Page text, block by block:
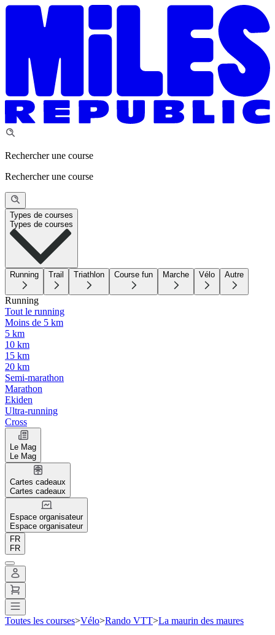
Rechercher une course
Rechercher une course
Types de courses
Types de courses
Running Trail Triathlon Course fun Marche Vélo Autre
Running
Tout le running
Moins de 5 km
5 km
10 km
15 km
20 km
Semi-marathon
Marathon
Ekiden
Ultra-running
Cross
Le Mag
Le Mag
Cartes cadeaux
Cartes cadeaux
Espace organisateur
Espace organisateur
FR
FR
Toutes les courses>Vélo>Rando VTT>La maurin des maures